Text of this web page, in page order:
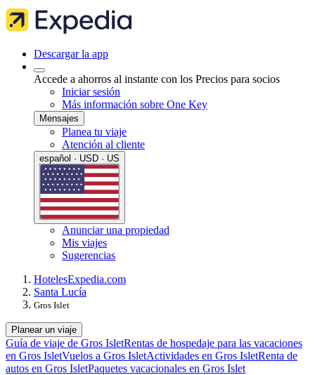
Descargar la app
Accede a ahorros al instante con los Precios para socios
Iniciar sesión
Más información sobre One Key
Mensajes
Planea tu viaje
Atención al cliente
español · USD · US
Anunciar una propiedad
Mis viajes
Sugerencias
HotelesExpedia.com
Santa Lucía
Gros Islet
Planear un viaje
Guía de viaje de Gros IsletRentas de hospedaje para las vacaciones
en Gros IsletVuelos a Gros IsletActividades en Gros IsletRenta de
autos en Gros IsletPaquetes vacacionales en Gros Islet